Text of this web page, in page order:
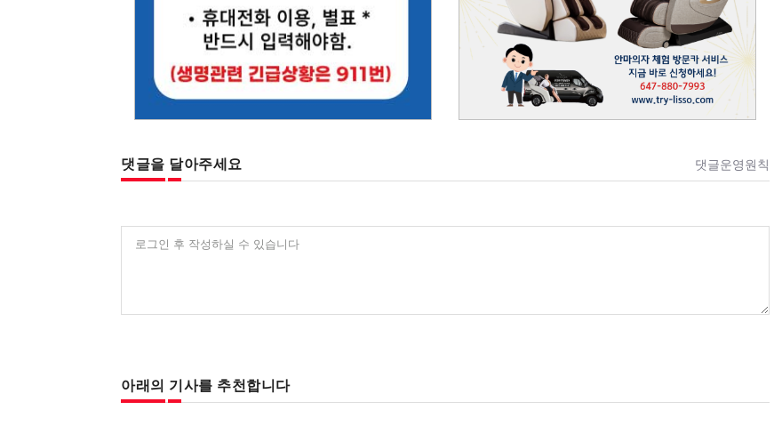
댓글을 달아주세요 댓글운영원칙
로그인 후 작성하실 수 있습니다
아래의 기사를 추천합니다